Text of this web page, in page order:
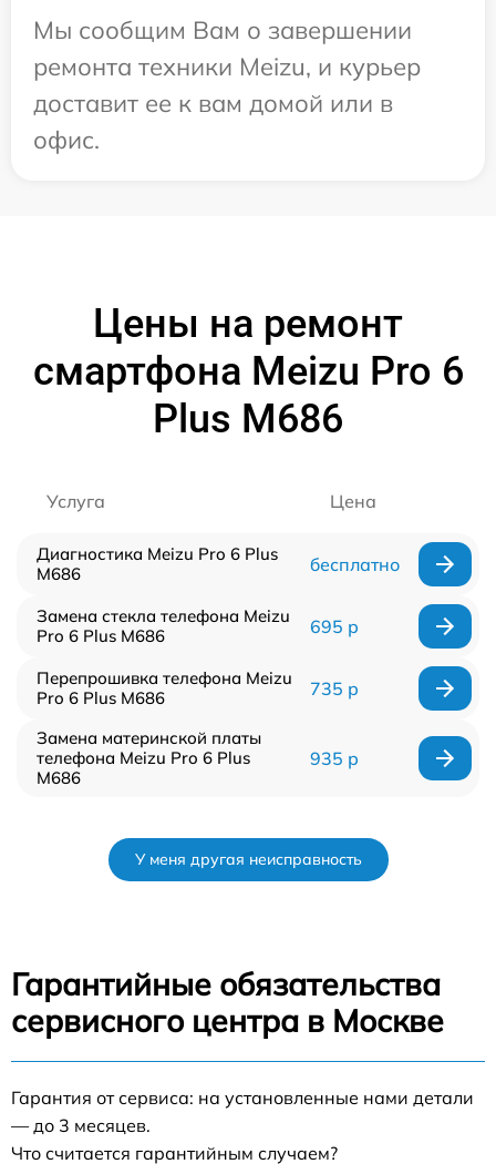
Мы сообщим Вам о завершении
ремонта техники Meizu, и курьер
доставит ее к вам домой или в
офис.
Цены на ремонт
смартфона Meizu Pro 6
Plus M686
Услуга Цена
Диагностика Meizu Pro 6 Plus
M686
бесплатно
Замена стекла телефона Meizu
Pro 6 Plus M686
695 р
Перепрошивка телефона Meizu
Pro 6 Plus M686
735 р
Замена материнской платы
телефона Meizu Pro 6 Plus
M686
935 р
У меня другая неисправность
Гарантийные обязательства
сервисного центра в Москве
Гарантия от сервиса: на установленные нами детали
— до 3 месяцев.
Что считается гарантийным случаем?